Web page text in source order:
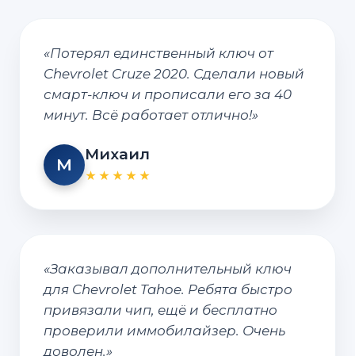
«Потерял единственный ключ от
Chevrolet Cruze 2020. Сделали новый
смарт-ключ и прописали его за 40
минут. Всё работает отлично!»
М
Михаил
★★★★★
«Заказывал дополнительный ключ
для Chevrolet Tahoe. Ребята быстро
привязали чип, ещё и бесплатно
проверили иммобилайзер. Очень
доволен.»